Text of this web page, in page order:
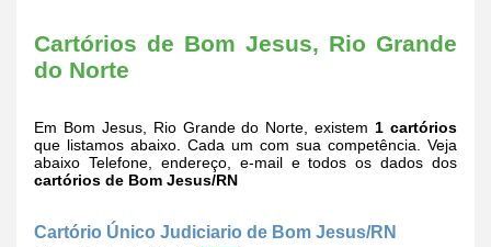
Cartórios de Bom Jesus, Rio Grande
do Norte
Em Bom Jesus, Rio Grande do Norte, existem 1 cartórios
que listamos abaixo. Cada um com sua competência. Veja
abaixo Telefone, endereço, e-mail e todos os dados dos
cartórios de Bom Jesus/RN
Cartório Único Judiciario de Bom Jesus/RN